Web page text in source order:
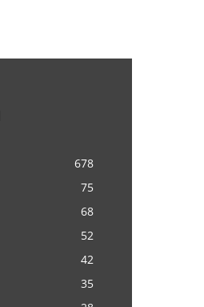
678
75
68
52
42
35